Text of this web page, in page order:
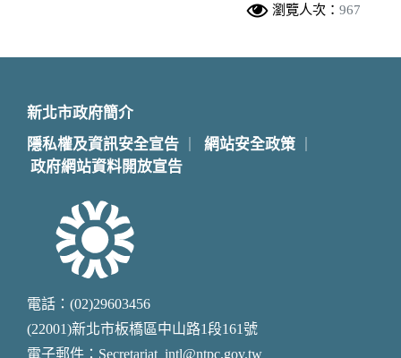
瀏覽人次： 967
新北市政府簡介
隱私權及資訊安全宣告
網站安全政策
政府網站資料開放宣告
電話：(02)29603456
(22001)新北市板橋區中山路1段161號
電子郵件：Secretariat_intl@ntpc.gov.tw